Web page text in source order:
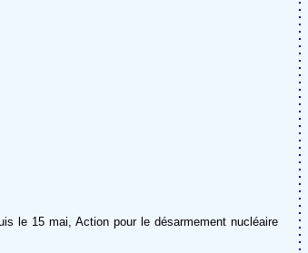
le 15 mai, Action pour le désarmement nucléaire